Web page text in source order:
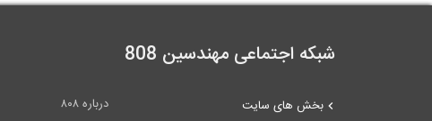
شبکه اجتماعی مهندسین 808
درباره ۸۰۸
بخش های سایت